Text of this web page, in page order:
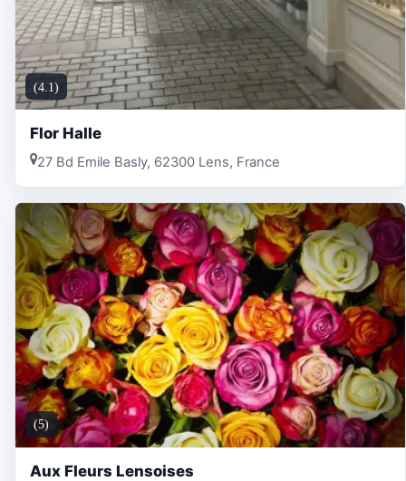
(4.1)
Flor Halle
27 Bd Emile Basly, 62300 Lens, France
(5)
Aux Fleurs Lensoises